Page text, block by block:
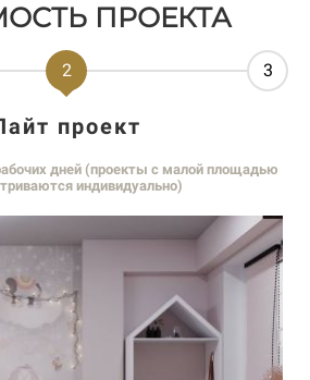
ПРОЕКТА
2 3
проект
дней (проекты с малой площадью
индивидуально)